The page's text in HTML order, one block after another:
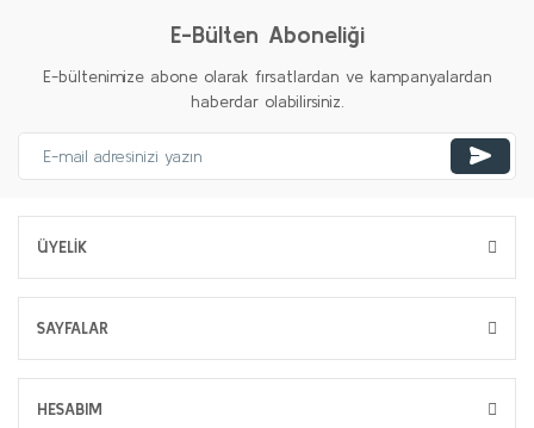
E-Bülten Aboneliği
E-bültenimize abone olarak fırsatlardan ve kampanyalardan
haberdar olabilirsiniz.
ÜYELİK
SAYFALAR
HESABIM